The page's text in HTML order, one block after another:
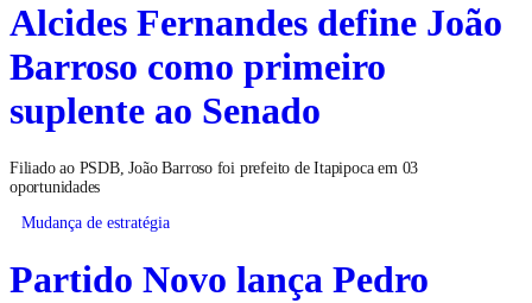
Alcides Fernandes define João
Barroso como primeiro
suplente ao Senado
Filiado ao PSDB, João Barroso foi prefeito de Itapipoca em 03
oportunidades
Mudança de estratégia
Partido Novo lança Pedro